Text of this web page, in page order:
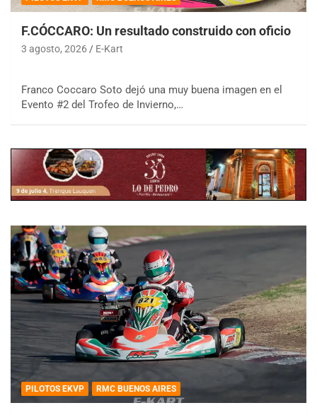
F.CÓCCARO: Un resultado construido con oficio
3 agosto, 2026 E-Kart
Franco Coccaro Soto dejó una muy buena imagen en el
Evento #2 del Trofeo de Invierno,…
PILOTOS EKVP RMC BUENOS AIRES